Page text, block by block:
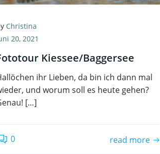
Christina
20, 2021
Kiessee/Baggersee
ihr Lieben, da bin ich dann mal
und worum soll es heute gehen?
[…]
0 read more